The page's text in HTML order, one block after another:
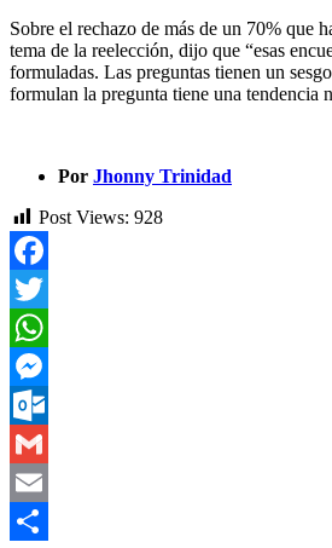
Sobre el rechazo de más de un 70% que
tema de la reelección, dijo que “esas
formuladas. Las preguntas tienen un
formulan la pregunta tiene una tendencia
Por Jhonny Trinidad
Post Views: 928
Facebook
Twitter
WhatsApp
Messenger
Outlook.com
Gmail
Email